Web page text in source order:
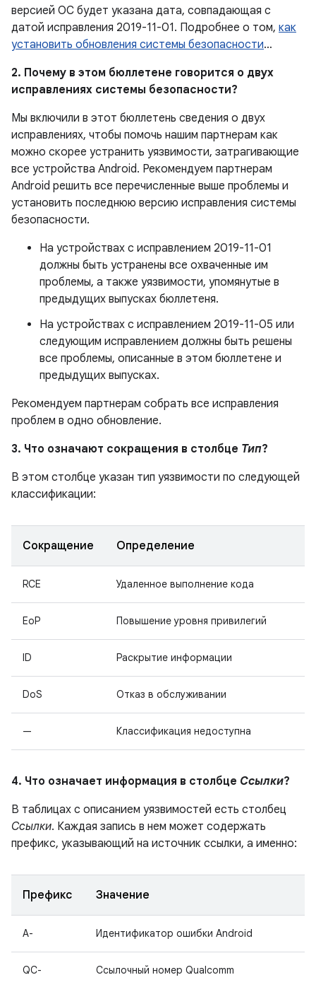
версией ОС будет указана дата, совпадающая с
датой исправления 2019-11-01. Подробнее о том, как
установить обновления системы безопасности…
2. Почему в этом бюллетене говорится о двух
исправлениях системы безопасности?
Мы включили в этот бюллетень сведения о двух
исправлениях, чтобы помочь нашим партнерам как
можно скорее устранить уязвимости, затрагивающие
все устройства Android. Рекомендуем партнерам
Android решить все перечисленные выше проблемы и
установить последнюю версию исправления системы
безопасности.
На устройствах с исправлением 2019-11-01
должны быть устранены все охваченные им
проблемы, а также уязвимости, упомянутые в
предыдущих выпусках бюллетеня.
На устройствах с исправлением 2019-11-05 или
следующим исправлением должны быть решены
все проблемы, описанные в этом бюллетене и
предыдущих выпусках.
Рекомендуем партнерам собрать все исправления
проблем в одно обновление.
3. Что означают сокращения в столбце Тип?
В этом столбце указан тип уязвимости по следующей
классификации:
Сокращение Определение
RCE Удаленное выполнение кода
EoP Повышение уровня привилегий
ID Раскрытие информации
DoS Отказ в обслуживании
— Классификация недоступна
4. Что означает информация в столбце Ссылки?
В таблицах с описанием уязвимостей есть столбец
Ссылки. Каждая запись в нем может содержать
префикс, указывающий на источник ссылки, а именно:
Префикс Значение
A- Идентификатор ошибки Android
QC- Ссылочный номер Qualcomm